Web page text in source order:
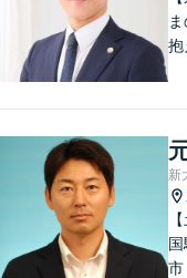
抱
し
談
新
市